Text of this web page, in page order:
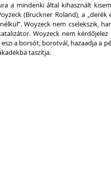
a mindenki által kihasznált
(Bruckner Roland), a
Woyzeck nem cselekszik,
Woyzeck nem
eszi a borsót, borotvál, hazaadja a
taszítja.